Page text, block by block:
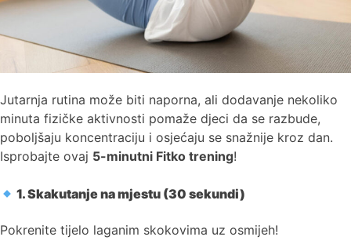
Jutarnja rutina može biti naporna, ali dodavanje nekoliko
minuta fizičke aktivnosti pomaže djeci da se razbude,
poboljšaju koncentraciju i osjećaju se snažnije kroz dan.
Isprobajte ovaj 5-minutni Fitko trening!
1. Skakutanje na mjestu (30 sekundi)
Pokrenite tijelo laganim skokovima uz osmijeh!